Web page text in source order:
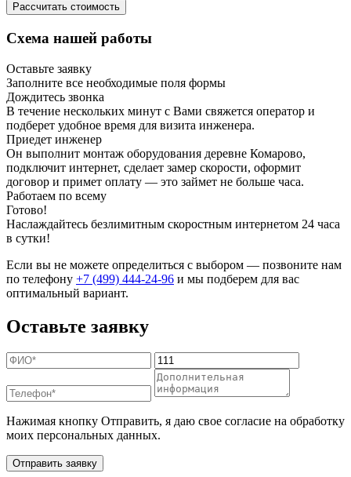
Рассчитать стоимость
Схема нашей работы
Оставьте заявку
Заполните все необходимые поля формы
Дождитесь звонка
В течение нескольких минут с Вами свяжется оператор и
подберет удобное время для визита инженера.
Приедет инженер
Он выполнит монтаж оборудования деревне Комарово,
подключит интернет, сделает замер скорости, оформит
договор и примет оплату — это займет не больше часа.
Работаем по всему
Готово!
Наслаждайтесь безлимитным скоростным интернетом 24 часа
в сутки!
Если вы не можете определиться с выбором — позвоните нам
по телефону +7 (499) 444-24-96 и мы подберем для вас
оптимальный вариант.
Оставьте заявку
Нажимая кнопку Отправить, я даю свое согласие на обработку
моих персональных данных.
Отправить заявку